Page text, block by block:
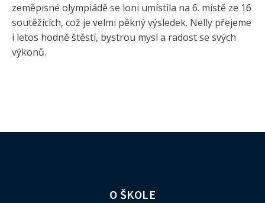
zeměpisné olympiádě se loni umístila na 6. místě ze 16
soutěžících, což je velmi pěkný výsledek. Nelly přejeme
i letos hodně štěstí, bystrou mysl a radost se svých
výkonů.
O ŠKOLE